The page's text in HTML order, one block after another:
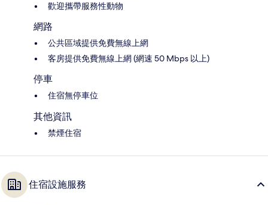
歡迎攜帶服務性動物
網路
公共區域提供免費無線上網
客房提供免費無線上網 (網速 50 Mbps 以上)
停車
住宿無停車位
其他資訊
禁煙住宿
住宿設施服務